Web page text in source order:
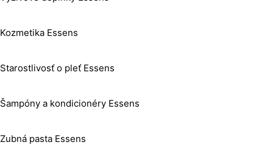
Kozmetika Essens
Starostlivosť o pleť Essens
Šampóny a kondicionéry Essens
Zubná pasta Essens